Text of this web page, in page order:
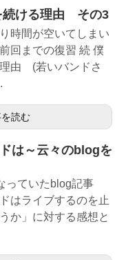
続ける理由 その3
時間が空いてしまい
回までの復習 続 僕
由 (若いバンドさ
読む
は～云々のblogを
っていたblog記事
はライブするのを止
か」に対する感想と